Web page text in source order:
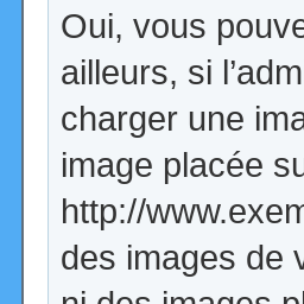
Oui, vous
ailleurs, si
charger une
image placée
http://
des images de